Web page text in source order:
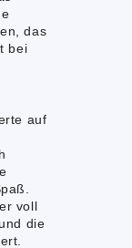
das
bei
auf
voll
die